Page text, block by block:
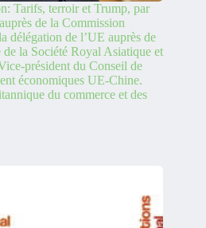
Tarifs, terroir et Trump, par
de la Commission
délégation de l’UE auprès de
la Société Royal Asiatique et
président du Conseil de
économiques UE-Chine.
du commerce et des